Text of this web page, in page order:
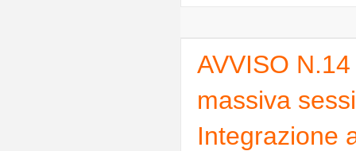
AVVISO
massiva
Integrazione